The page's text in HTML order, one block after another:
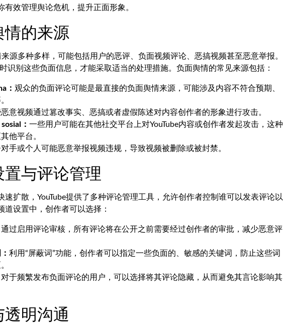
有效管理舆论危机 ， 提升正面形象 。
的来源
来源多种多样 ， 可能包括用户的恶评 负面视频评论 恶搞视频甚至恶意举报。
识别这些负面信息 ， 才能采取适当的处理措施。 负面舆情的常见来源包括 ：
： 观众的负面评论可能是最直接的负面舆情来源 ， 可能涉及内容不符合预期
。
意视频通过篡改事实 恶搞或者虚假陈述对内容创作者的形象进行攻击。
： 一些用户可能在其他社交平台上对YouTube内容或创作者发起攻击 ， 这种
他平台 。
手或个人可能恶意举报视频违规 ， 导致视频被删除或被封禁。
与评论管理
速扩散 ， YouTube提供了多种评论管理工具 ， 允许创作者控制谁可以发表评论以
道设置中 ， 创作者可以选择 ：
通过启用评论审核 ， 所有评论将在公开之前需要经过创作者的审批 ， 减少恶意评
： 利用“屏蔽词”功能 ， 创作者可以指定一些负面的 敏感的关键词 ，
防止这些词
。
对于频繁发布负面评论的用户 ， 可以选择将其评论隐藏 ， 从而避免其言论影响其
明沟通